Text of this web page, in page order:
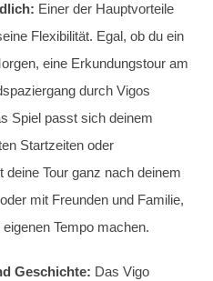
Einer der Hauptvorteile
Flexibilität. Egal, ob du ein
eine Erkundungstour am
durch Vigos
Spiel passt sich deinem
Startzeiten oder
Tour ganz nach deinem
mit Freunden und Familie,
Tempo machen.
Geschichte: Das Vigo